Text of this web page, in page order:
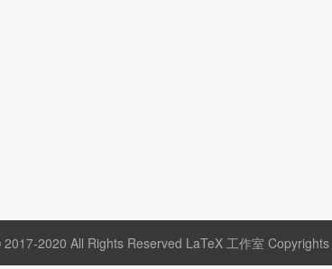
2020 All Rights Reserved LaTeX 工作室 Copyrights